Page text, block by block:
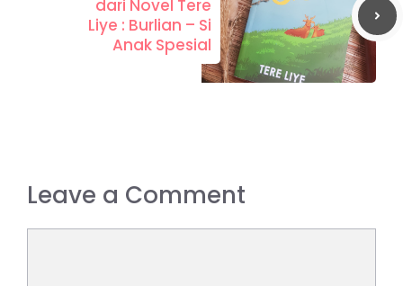
dari Novel Tere
Liye : Burlian – Si
Anak Spesial
Leave a Comment